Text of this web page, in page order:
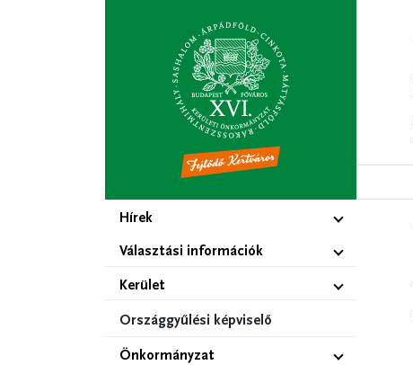
Hírek
Választási információk
Kerület
Országgyűlési képviselő
Önkormányzat